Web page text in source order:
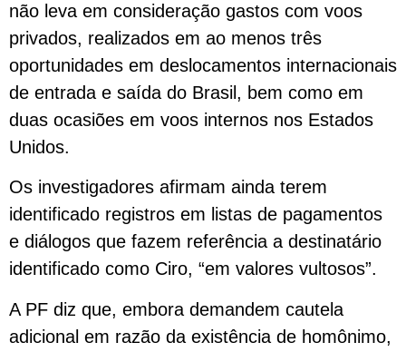
não leva em consideração gastos com voos
privados, realizados em ao menos três
oportunidades em deslocamentos internacionais
de entrada e saída do Brasil, bem como em
duas ocasiões em voos internos nos Estados
Unidos.
Os investigadores afirmam ainda terem
identificado registros em listas de pagamentos
e diálogos que fazem referência a destinatário
identificado como Ciro, “em valores vultosos”.
A PF diz que, embora demandem cautela
adicional em razão da existência de homônimo,